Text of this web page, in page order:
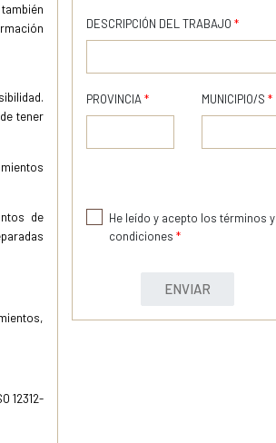
tener
de
12312-
DESCRIPCIÓN DEL TRABAJO *
PROVINCIA * MUNICIPIO/S *
He leído y acepto los términos y
condiciones *
ENVIAR